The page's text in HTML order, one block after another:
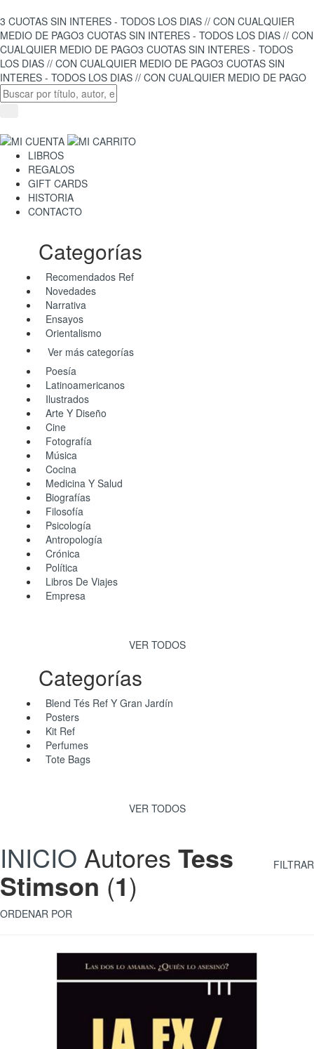
3 CUOTAS SIN INTERES - TODOS LOS DIAS // CON CUALQUIER
MEDIO DE PAGO3 CUOTAS SIN INTERES - TODOS LOS DIAS // CON
CUALQUIER MEDIO DE PAGO3 CUOTAS SIN INTERES - TODOS
LOS DIAS // CON CUALQUIER MEDIO DE PAGO3 CUOTAS SIN
INTERES - TODOS LOS DIAS // CON CUALQUIER MEDIO DE PAGO
LIBROS
REGALOS
GIFT CARDS
HISTORIA
CONTACTO
Categorías
Recomendados Ref
Novedades
Narrativa
Ensayos
Orientalismo
Ver más categorías
Poesía
Latinoamericanos
Ilustrados
Arte Y Diseño
Cine
Fotografía
Música
Cocina
Medicina Y Salud
Biografías
Filosofía
Psicología
Antropología
Crónica
Política
Libros De Viajes
Empresa
VER TODOS
Categorías
Blend Tés Ref Y Gran Jardín
Posters
Kit Ref
Perfumes
Tote Bags
VER TODOS
FILTRAR
INICIO Autores Tess
Stimson (1)
ORDENAR POR